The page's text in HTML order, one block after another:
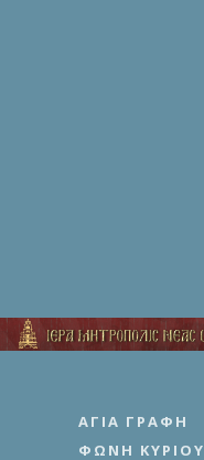
ΑΓΊΑ ΓΡΑΦΉ
ΦΩΝΉ ΚΥΡΊΟΥ